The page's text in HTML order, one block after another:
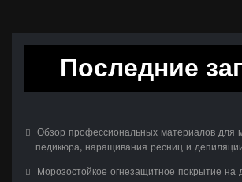
Последние
Обзор профессиональных материалов для
педикюра, наращивания ресниц и
Морозостойкое огнезащитное покрытие на